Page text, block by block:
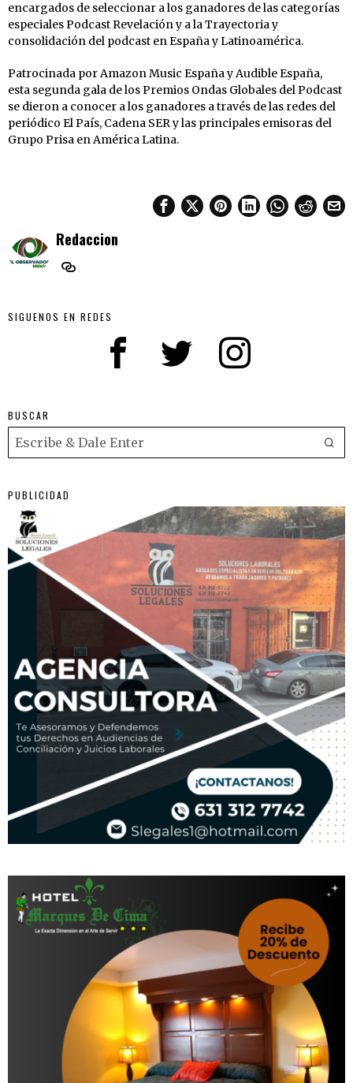
encargados de seleccionar a los ganadores de las categorías
especiales Podcast Revelación y a la Trayectoria y
consolidación del podcast en España y Latinoamérica.
Patrocinada por Amazon Music España y Audible España,
esta segunda gala de los Premios Ondas Globales del Podcast
se dieron a conocer a los ganadores a través de las redes del
periódico El País, Cadena SER y las principales emisoras del
Grupo Prisa en América Latina.
Redaccion
SIGUENOS EN REDES
BUSCAR
PUBLICIDAD